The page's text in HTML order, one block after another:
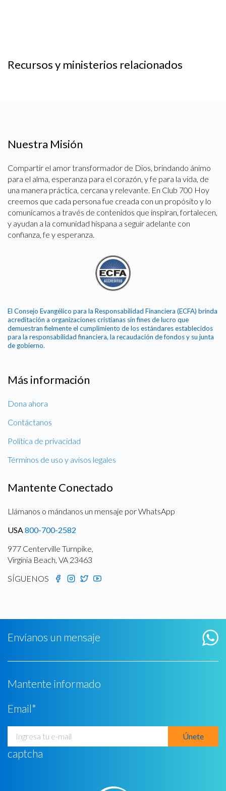
Recursos y ministerios relacionados
Nuestra Misión
Compartir el amor transformador de Dios, brindando ánimo
para el alma, esperanza para el corazón, y fe para la vida, de
una manera práctica, cercana y relevante. En Club 700 Hoy
creemos que cada persona fue creada con un propósito y lo
comunicamos a través de contenidos que inspiran, fortalecen,
y ayudan a la comunidad hispana a seguir adelante con
confianza, fe y esperanza.
El Consejo Evangélico para la Responsabilidad Financiera (ECFA) brinda
acreditación a organizaciones cristianas sin fines de lucro que
demuestran fielmente el cumplimiento de los estándares establecidos
para la responsabilidad financiera, la recaudación de fondos y su junta
de gobierno.
Más información
Dona ahora
Contáctanos
Política de privacidad
Términos de uso y avisos legales
Mantente Conectado
Llámanos o mándanos un mensaje por WhatsApp
USA800-700-2582
977 Centerville Turnpike,
Virginia Beach, VA 23463
SÍGUENOS
Envíanos un mensaje
Mantente informado
Email*
captcha